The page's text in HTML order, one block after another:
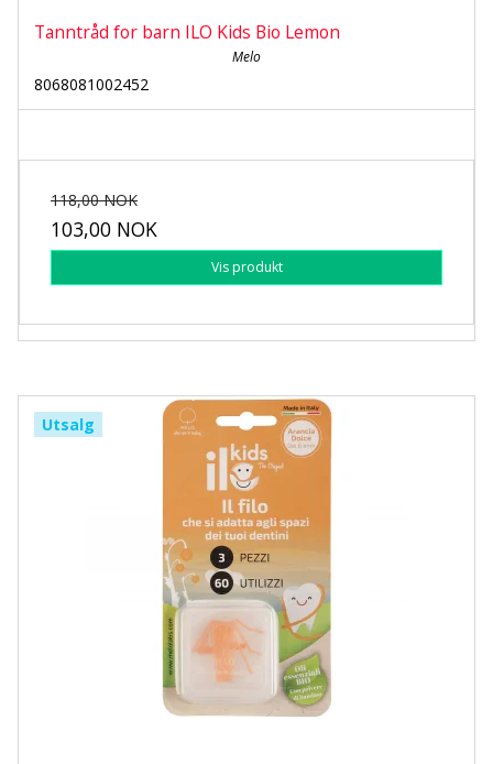
Tanntråd for barn ILO Kids Bio Lemon
Melo
8068081002452
118,00 NOK
103,00 NOK
Vis produkt
Utsalg